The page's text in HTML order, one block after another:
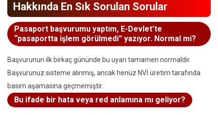
Hakkında En Sık Sorulan Sorular
Pasaport başvurumu yaptım, E-Devlet’te
“pasaportta işlem görülmedi” yazıyor. Normal mi?
Başvurunun ilk birkaç gününde bu uyarı tamamen normaldir.
Başvurunuz sisteme alınmış, ancak henüz NVİ üretim tarafında
basım aşamasına geçmemiştir.
Bu ifade bir hata veya red anlamına mı geliyor?